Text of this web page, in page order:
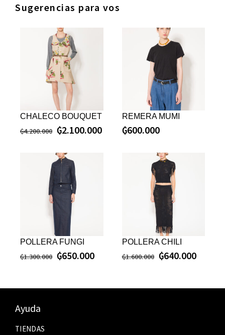
Sugerencias para vos
CHALECO BOUQUET
₲4.200.000 ₲2.100.000
REMERA MUMI
₲600.000
POLLERA FUNGI
₲1.300.000 ₲650.000
POLLERA CHILI
₲1.600.000 ₲640.000
Ayuda
TIENDAS